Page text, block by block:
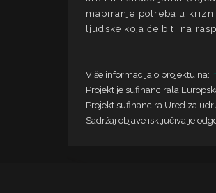
mapiranje potreba u
ljudske koja će biti na
Više informacija o projektu na:
Projekt je sufinancirala
Projekt sufinancira Ured za
Sadržaj objave isključiva je